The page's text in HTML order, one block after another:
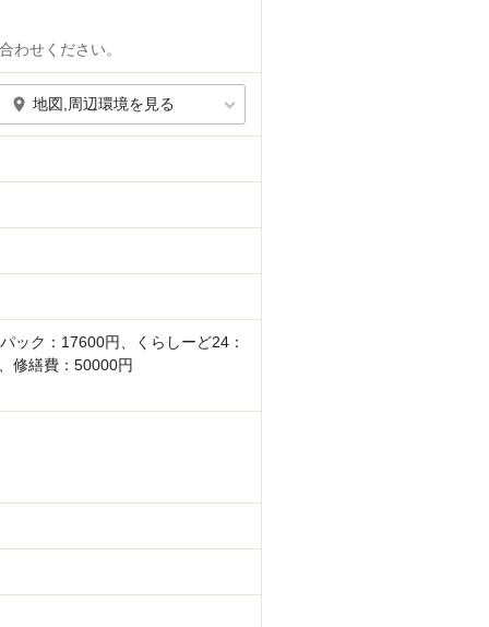
わせください。
地図,周辺環境を見る
ック：17600円、くらしーど24：
修繕費：50000円